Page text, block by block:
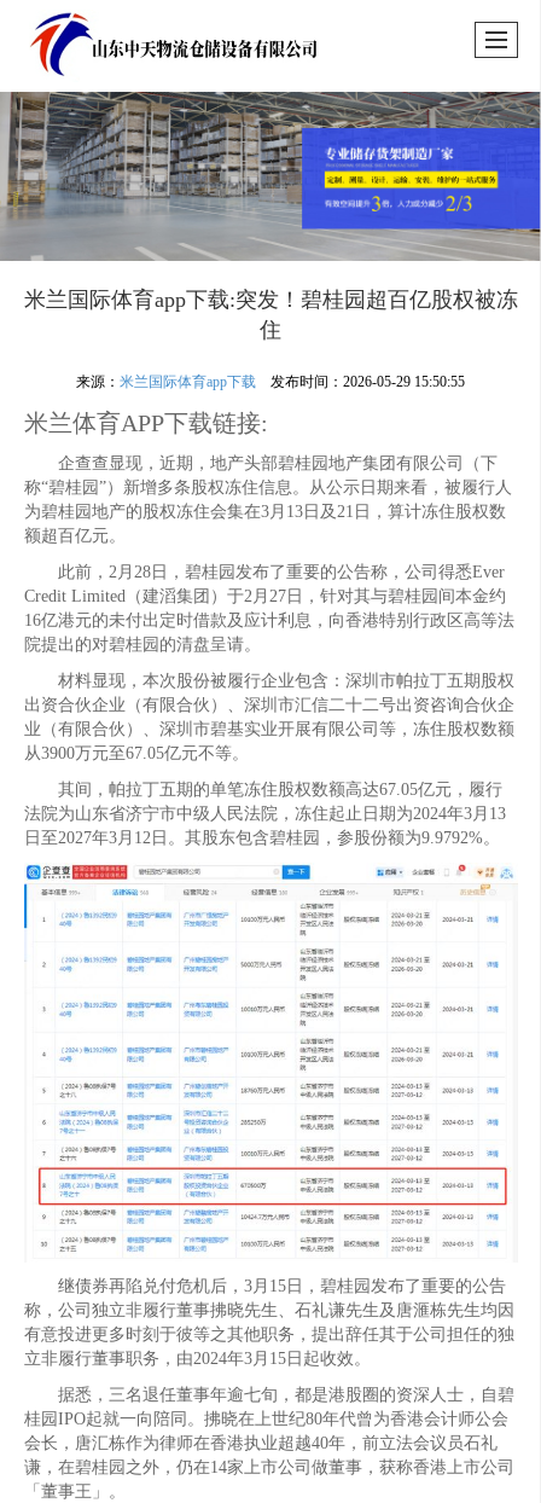
米兰国际体育app下载:突发！碧桂园超百亿股权被冻
住
来源：米兰国际体育app下载 发布时间：2026-05-29 15:50:55
米兰体育APP下载链接:
企查查显现，近期，地产头部碧桂园地产集团有限公司（下
称“碧桂园”）新增多条股权冻住信息。从公示日期来看，被履行人
为碧桂园地产的股权冻住会集在3月13日及21日，算计冻住股权数
额超百亿元。
此前，2月28日，碧桂园发布了重要的公告称，公司得悉Ever
Credit Limited（建滔集团）于2月27日，针对其与碧桂园间本金约
16亿港元的未付出定时借款及应计利息，向香港特别行政区高等法
院提出的对碧桂园的清盘呈请。
材料显现，本次股份被履行企业包含：深圳市帕拉丁五期股权
出资合伙企业（有限合伙）、深圳市汇信二十二号出资咨询合伙企
业（有限合伙）、深圳市碧基实业开展有限公司等，冻住股权数额
从3900万元至67.05亿元不等。
其间，帕拉丁五期的单笔冻住股权数额高达67.05亿元，履行
法院为山东省济宁市中级人民法院，冻住起止日期为2024年3月13
日至2027年3月12日。其股东包含碧桂园，参股份额为9.9792%。
继债券再陷兑付危机后，3月15日，碧桂园发布了重要的公告
称，公司独立非履行董事拂晓先生、石礼谦先生及唐滙栋先生均因
有意投进更多时刻于彼等之其他职务，提出辞任其于公司担任的独
立非履行董事职务，由2024年3月15日起收效。
据悉，三名退任董事年逾七旬，都是港股圈的资深人士，自碧
桂园IPO起就一向陪同。拂晓在上世纪80年代曾为香港会计师公会
会长，唐汇栋作为律师在香港执业超越40年，前立法会议员石礼
谦，在碧桂园之外，仍在14家上市公司做董事，获称香港上市公司
「董事王」。